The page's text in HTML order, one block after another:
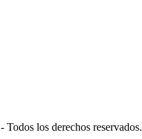
- Todos los derechos reservados.